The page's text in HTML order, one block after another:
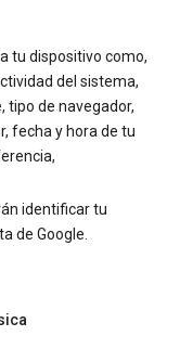
tu dispositivo como,
del sistema,
tipo de navegador,
fecha y hora de tu
identificar tu
de Google.